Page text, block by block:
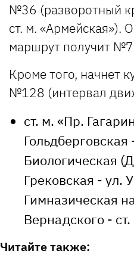
№36 (разворотный
ст. м. «Армейская»).
маршрут получит
Кроме того, начнет
№128 (интервал
ст. м. «Пр.
Биологическая
Грековская - ул.
Гимназическая
Вернадского -
Читайте также: